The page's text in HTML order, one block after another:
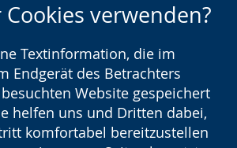
verwenden?
Textinformation, die im
Endgerät des Betrachters
Website gespeichert
helfen uns und Dritten dabei,
komfortabel bereitzustellen